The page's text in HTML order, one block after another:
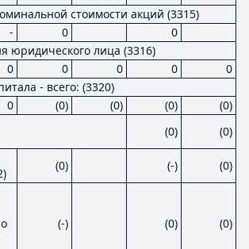
стоимости акций (3315)
- 0
0
юридического лица (3316)
0 0 0 0
0
- всего: (3320)
0 (0) (0) (0)
(0)
(0)
(0)
(0) (-)
(0)
(-) (0) (0)